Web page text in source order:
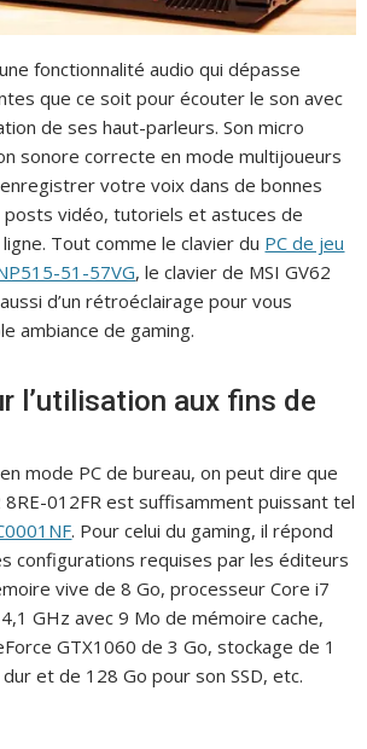
fonctionnalité audio qui dépasse
que ce soit pour écouter le son avec
de ses haut-parleurs. Son micro
sonore correcte en mode multijoueurs
votre voix dans de bonnes
posts vidéo, tutoriels et astuces de
Tout comme le clavier du PC de jeu
51-57VG, le clavier de MSI GV62
d’un rétroéclairage pour vous
ambiance de gaming.
l’utilisation aux fins de
mode PC de bureau, on peut dire que
8RE-012FR est suffisamment puissant tel
. Pour celui du gaming, il répond
configurations requises par les éditeurs
vive de 8 Go, processeur Core i7
GHz avec 9 Mo de mémoire cache,
GTX1060 de 3 Go, stockage de 1
et de 128 Go pour son SSD, etc.